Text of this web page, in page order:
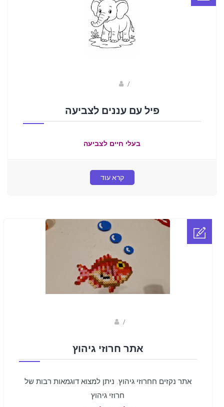
/
פיל עם עננים לצביעה
בעלי חיים לצביעה
קרא עוד
/
אתר חרוזי גיהוץ
אתר נקזים חחרוזי גיהוץ. ניתן למצוא דוגמאות רבות של
חרוזי גיהוץ